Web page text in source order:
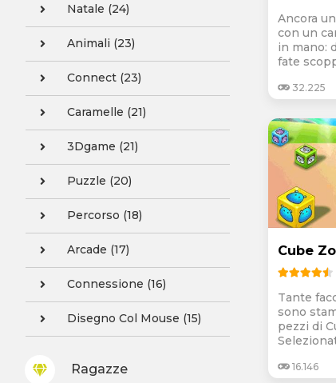
Natale (24)
Animali (23)
Connect (23)
Caramelle (21)
3Dgame (21)
Puzzle (20)
Percorso (18)
Arcade (17)
Connessione (16)
Disegno Col Mouse (15)
Ragazze
Ancora
con un
in mano:
fate
32.225
Cube
Tante
sono
pezzi di
16.146